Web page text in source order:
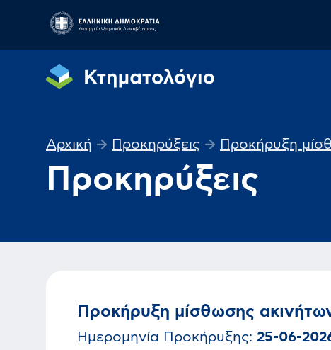
Αρχική Προκηρύξεις Προκήρυξη
Προκηρύξεις
Προκήρυξη μίσθωσης
Ημερομηνία Προκήρυξης: 25-06-